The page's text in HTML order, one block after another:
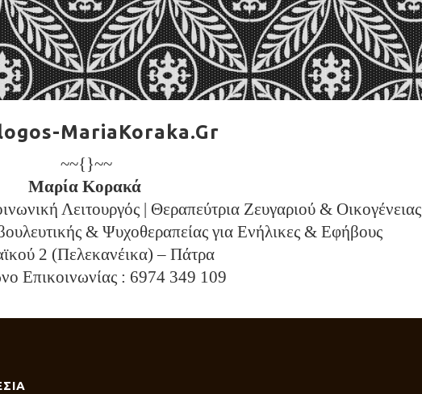
MariaKoraka.Gr
~~{}~~
Μαρία Κορακά
Λειτουργός | Θεραπεύτρια Ζευγαριού & Οικογένειας
& Ψυχοθεραπείας για Ενήλικες & Εφήβους
2 (Πελεκανέικα) – Πάτρα
Επικοινωνίας : 6974 349 109